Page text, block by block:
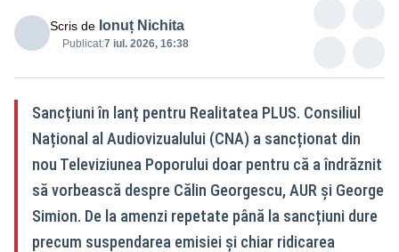
Scris de Ionuț Nichita
Publicat:7 iul. 2026, 16:38
Sancțiuni în lanț pentru Realitatea PLUS. Consiliul
Național al Audiovizualului (CNA) a sancționat din
nou Televiziunea Poporului doar pentru că a îndrăznit
să vorbească despre Călin Georgescu, AUR și George
Simion. De la amenzi repetate până la sancțiuni dure
precum suspendarea emisiei și chiar ridicarea